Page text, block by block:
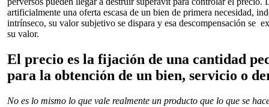
artificialmente una oferta escasa de un bien de primera necesidad,
intrínseco, su valor subjetivo se dispara y esa descompensación se
su valor.
El precio es la fijación de una cantidad
para la obtención de un bien, servicio o
No es lo mismo lo que vale realmente un producto que lo que se